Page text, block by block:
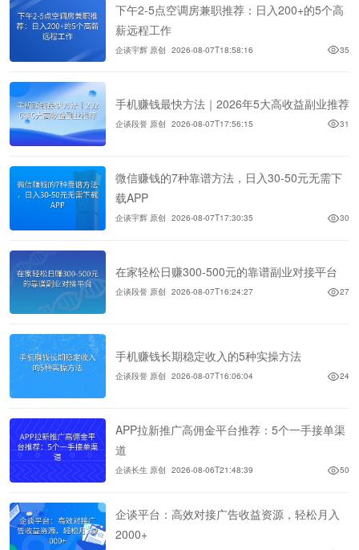
下午2-5点空调房兼职推荐：日入200+的5个高
薪远程工作
企谈宇辉 原创 2026-08-07T18:58:16 35
手机赚钱最快方法｜2026年5大高收益副业推荐
企谈段誉 原创 2026-08-07T17:56:15 31
微信赚钱的7种靠谱方法，日入30-50元无需下
载APP
企谈宇辉 原创 2026-08-07T17:30:35 30
在家轻松日赚300-500元的靠谱副业对接平台
企谈段誉 原创 2026-08-07T16:24:27 27
手机赚钱长期稳定收入的5种实操方法
企谈段誉 原创 2026-08-07T16:06:04 24
APP拉新推广高佣金平台推荐：5个一手接单渠
道
企谈长生 原创 2026-08-06T21:48:39 50
企谈平台：高效对接广告收益资源，轻松月入
2000+